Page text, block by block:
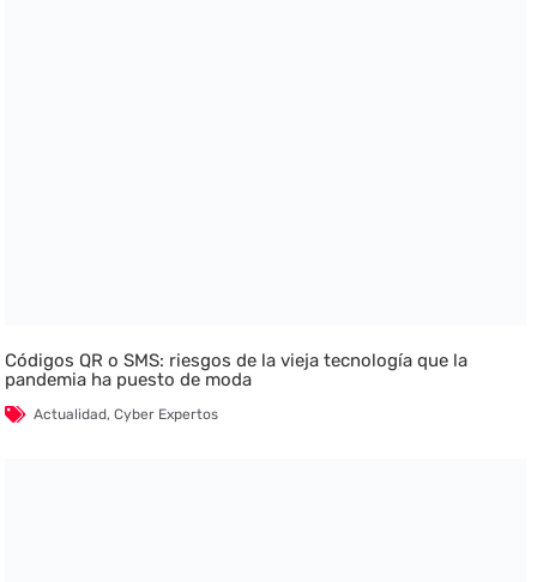
Códigos QR o SMS: riesgos de la vieja tecnología que la
pandemia ha puesto de moda
Actualidad,Cyber Expertos